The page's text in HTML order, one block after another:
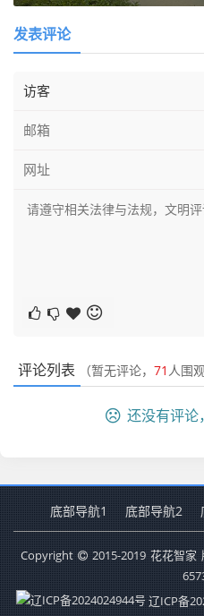
发表评论
评论列表 （暂无评论， 71 人围观
还没有评论
底部导航1 底部导航2
Copyright 2015-2019 花花智家
辽ICP备